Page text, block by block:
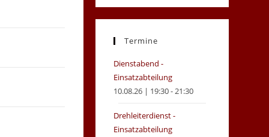
in
new
in
new
Termine
Dienstabend -
Einsatzabteilung
10.08.26 | 19:30 - 21:30
Drehleiterdienst -
Einsatzabteilung